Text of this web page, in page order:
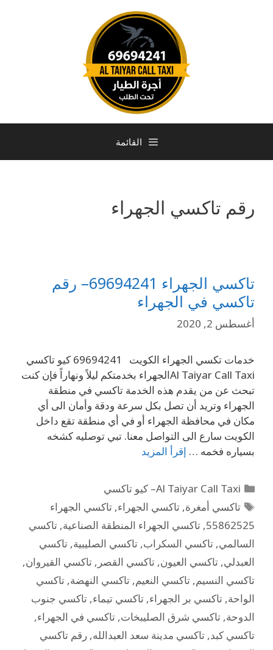
القائمة
رقم تاكسي الجهراء
تاكسي الجهراء 69694241– رقم
تاكسي في الجهراء
أغسطس 2, 2020
خدمات تكسي الجهراء الكويت 69694241 كيو تاكسي
Al Taiyar Call Taxiالجهراء بخدمتكم ليلاً ونهاراً فإن كنت
تبحث عن من يقدم هذه الخدمة تاكسي في منطقة
الجهراء وتريد أن تصل بكل سرعة ودقة وأمان الى أي
مكان في محافظة الجهراء أو في أي منطقة تقع داخل
الكويت سارع الى التواصل معنا. تبي توصليه كشخه
بسياره فخمه … إقرأ المزيد
Al Taiyar Call Taxi– كيو تاكسي
تاكسي أمغرة,تاكسي الجهراء,تاكسي الجهراء
55862525
, تاكسي الجهراء المنطقة الصناعية, تاكسي
السالمي, تاكسي السكراب, تاكسي الصليبية, تاكسي
العبدلي, تاكسي العيون, تاكسي القصر , تاكسي القيروان,
تاكسي النسيم, تاكسي النعيم, تاكسي النهضة, تاكسي
الواحة, تاكسي بر الجهراء, تاكسي تيماء, تاكسي جنوب
الدوحة, تاكسي شرق الصليبخات, تاكسي في الجهراء,
تاكسي كبد, تاكسي مدينة سعد العبدالله, رقم تاكسي